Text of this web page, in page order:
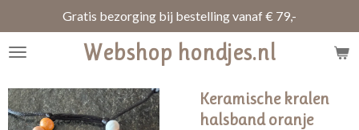
direct
naar
hoofdinhoud
Webshop hondjes.nl
Gratis bezorging bij bestelling vanaf € 79,-
Keramische kralen
halsband oranje